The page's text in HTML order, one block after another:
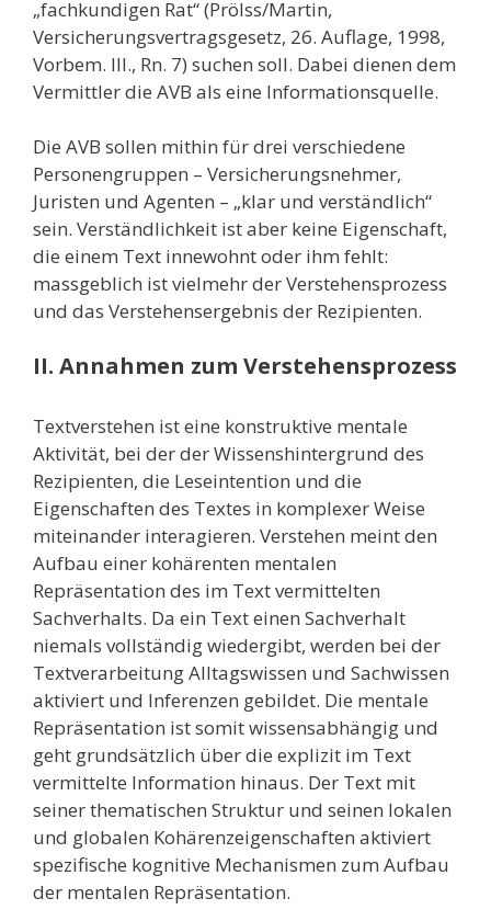
„fachkundigen Rat“ (Prölss/Martin,
Versicherungsvertragsgesetz, 26. Auflage, 1998,
Vorbem. III., Rn. 7) suchen soll. Dabei dienen dem
Vermittler die AVB als eine Informationsquelle.
Die AVB sollen mithin für drei verschiedene
Personengruppen – Versicherungsnehmer,
Juristen und Agenten – „klar und verständlich“
sein. Verständlichkeit ist aber keine Eigenschaft,
die einem Text innewohnt oder ihm fehlt:
massgeblich ist vielmehr der Verstehensprozess
und das Verstehensergebnis der Rezipienten.
II. Annahmen zum Verstehensprozess
Textverstehen ist eine konstruktive mentale
Aktivität, bei der der Wissenshintergrund des
Rezipienten, die Leseintention und die
Eigenschaften des Textes in komplexer Weise
miteinander interagieren. Verstehen meint den
Aufbau einer kohärenten mentalen
Repräsentation des im Text vermittelten
Sachverhalts. Da ein Text einen Sachverhalt
niemals vollständig wiedergibt, werden bei der
Textverarbeitung Alltagswissen und Sachwissen
aktiviert und Inferenzen gebildet. Die mentale
Repräsentation ist somit wissensabhängig und
geht grundsätzlich über die explizit im Text
vermittelte Information hinaus. Der Text mit
seiner thematischen Struktur und seinen lokalen
und globalen Kohärenzeigenschaften aktiviert
spezifische kognitive Mechanismen zum Aufbau
der mentalen Repräsentation.